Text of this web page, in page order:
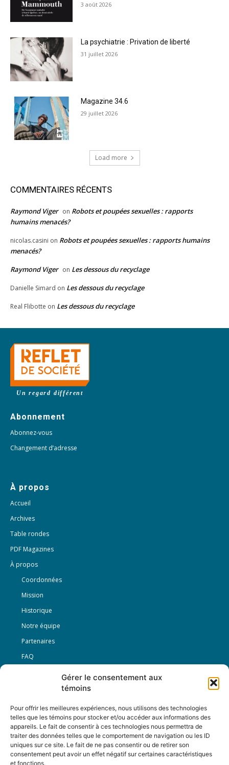
Gérer le consentement aux
témoins
Pour offrir les meilleures expériences, nous utilisons des technologies
telles que les témoins pour stocker et/ou accéder aux informations des
appareils. Le fait de consentir à ces technologies nous permettra de
traiter des données telles que le comportement de navigation ou les ID
uniques sur ce site. Le fait de ne pas consentir ou de retirer son
consentement peut avoir un effet négatif sur certaines caractéristiques
et fonctions.
3 août 2026
La psychiatrie : Privation de liberté
31 juillet 2026
Magazine 34.6
29 juillet 2026
Load more
COMMENTAIRES RÉCENTS
Raymond Viger on Robots et poupées sexuelles : rapports
humains menacés?
nicolas.casini on Robots et poupées sexuelles : rapports humains
menacés?
Raymond Viger on Les dessous du recyclage
Danielle Simard on Les dessous du recyclage
Real Flibotte on Les dessous du recyclage
Un regard différent
Abonnement
Abonnez-vous
Changement d’adresse
À propos
Accueil
Archives
Table rondes
PDF Magazines
À propos
Coordonnées
Mission
Historique
Notre équipe
Partenaires
FAQ
Conditions générales
Nous Suivre